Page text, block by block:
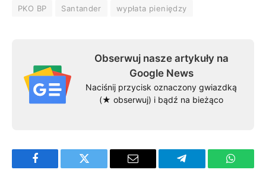
PKO BP
Santander wypłata pieniędzy
Obserwuj nasze artykuły na
Google News
Naciśnij przycisk oznaczony gwiazdką
(★ obserwuj) i bądź na bieżąco
Facebook Twitter Email Telegram